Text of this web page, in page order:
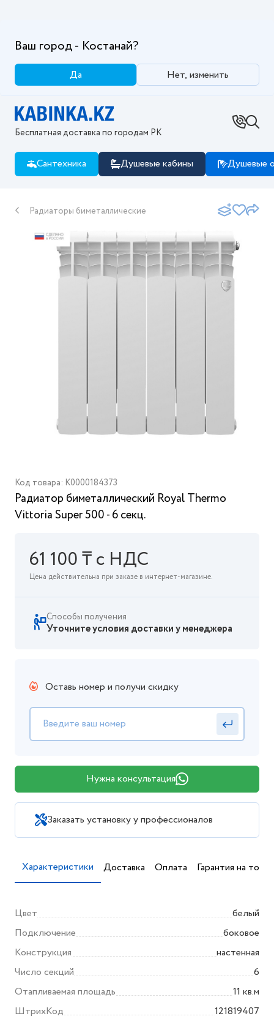
Ваш город - Костанай?
Да Нет, изменить
Бесплатная доставка по городам РК
Сантехника Душевые кабины Душевые
Радиаторы биметаллические
Код товара: K0000184373
Радиатор биметаллический Royal Thermo
Vittoria Super 500 - 6 секц.
61 100 ₸ с НДС
Цена действительна при заказе в интернет-магазине.
Способы получения
Уточните условия доставки у менеджера
Оставь номер и получи скидку
Нужна консультация
Заказать установку у профессионалов
Характеристики Доставка Оплата Гарантия на товар
Цвет
белый
Подключение
боковое
Конструкция
настенная
Число секций
6
Отапливаемая площадь
11 кв.м
ШтрихКод
121819407